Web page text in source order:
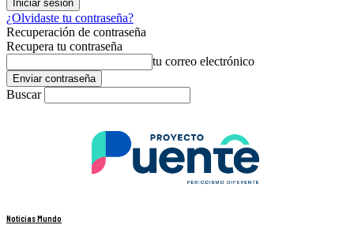
¿Olvidaste tu contraseña?
Recuperación de contraseña
Recupera tu contraseña
tu correo electrónico
Buscar
Noticias Mundo